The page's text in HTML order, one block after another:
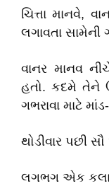
ચિત્તા માનવે,
લગાવતા સામેની
વાનર માનવ
હતો. કદમે તેને
ગભરાવા માટે
થોડીવાર પછી
લગભગ એક